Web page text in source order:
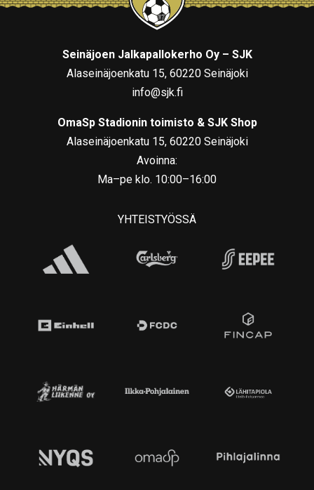
Seinäjoen Jalkapallokerho Oy – SJK
Alaseinäjoenkatu 15, 60220 Seinäjoki
info@sjk.fi
OmaSp Stadionin toimisto & SJK Shop
Alaseinäjoenkatu 15, 60220 Seinäjoki
Avoinna:
Ma–pe klo. 10:00–16:00
YHTEISTYÖSSÄ